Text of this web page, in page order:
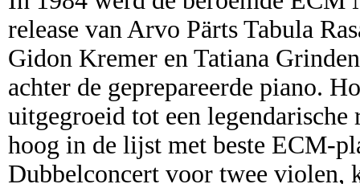
release van Arvo Pärts Tabula
Gidon Kremer en Tatiana
achter de geprepareerde piano.
uitgegroeid tot een legendarische
hoog in de lijst met beste ECM-
Dubbelconcert voor twee violen,